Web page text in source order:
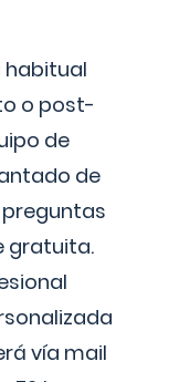
habitual
o post-
de
de
preguntas
gratuita.
vía mail